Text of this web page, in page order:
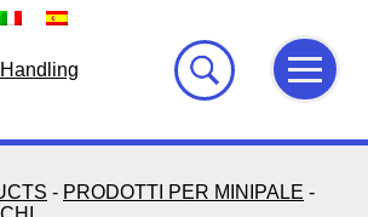
- PRODOTTI PER MINIPALE -